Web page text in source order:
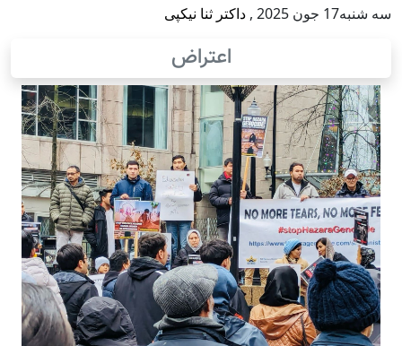
سه شنبه17 جون 2025 , داکتر ثنا نیکپی
اعتراض